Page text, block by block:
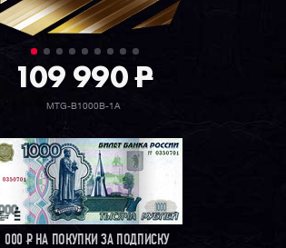
109 990P
MTG-B1000B-1A
1 000РНА ПОКУПКИ ЗА ПОДПИСКУ